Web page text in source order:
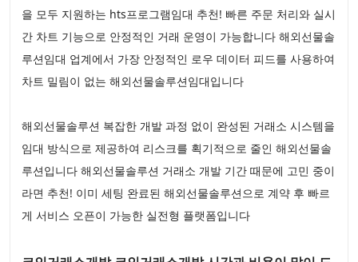
을 모두 지원하는 hts프로그램임대 추천! 빠른 주문 처리와 실시
간 차트 기능으로 안정적인 거래 운영이 가능합니다 해외선물솔
루션임대 업계에서 가장 안정적인 로우 데이터 피드를 사용하여
차트 밀림이 없는 해외선물솔루션임대입니다
해외선물솔루션 복잡한 개발 과정 없이 완성된 거래소 시스템을
임대 방식으로 제공하여 리스크를 획기적으로 줄인 해외선물솔
루션입니다 해외선물솔루션 거래소 개발 기간 때문에 고민 중이
라면 추천! 이미 세팅 완료된 해외선물솔루션으로 계약 후 빠르
게 서비스 오픈이 가능한 실전형 플랫폼입니다